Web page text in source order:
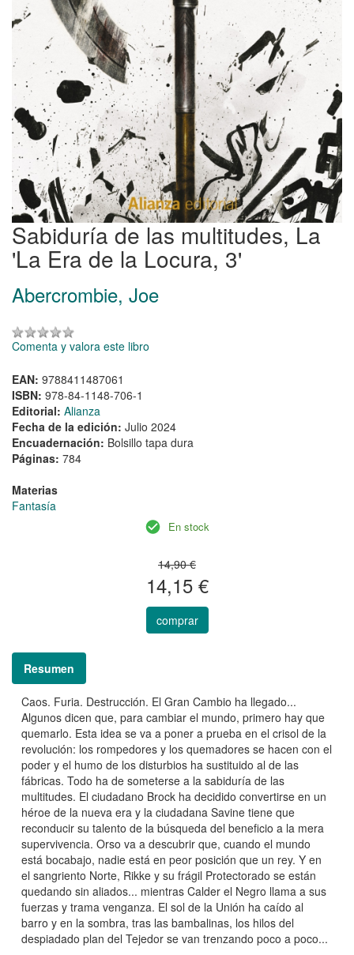
Sabiduría de las multitudes, La
'La Era de la Locura, 3'
Abercrombie, Joe
Comenta y valora este libro
EAN: 9788411487061
ISBN: 978-84-1148-706-1
Editorial: Alianza
Fecha de la edición: Julio 2024
Encuadernación: Bolsillo tapa dura
Páginas: 784
Materias
Fantasía
En stock
14,90 €
14,15 €
comprar
Resumen
Caos. Furia. Destrucción. El Gran Cambio ha llegado...
Algunos dicen que, para cambiar el mundo, primero hay que
quemarlo. Esta idea se va a poner a prueba en el crisol de la
revolución: los rompedores y los quemadores se hacen con el
poder y el humo de los disturbios ha sustituido al de las
fábricas. Todo ha de someterse a la sabiduría de las
multitudes. El ciudadano Brock ha decidido convertirse en un
héroe de la nueva era y la ciudadana Savine tiene que
reconducir su talento de la búsqueda del beneficio a la mera
supervivencia. Orso va a descubrir que, cuando el mundo
está bocabajo, nadie está en peor posición que un rey. Y en
el sangriento Norte, Rikke y su frágil Protectorado se están
quedando sin aliados... mientras Calder el Negro llama a sus
fuerzas y trama venganza. El sol de la Unión ha caído al
barro y en la sombra, tras las bambalinas, los hilos del
despiadado plan del Tejedor se van trenzando poco a poco...